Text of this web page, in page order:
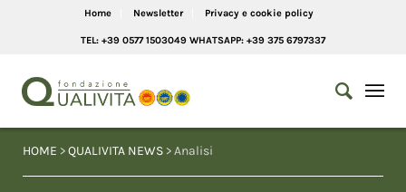
Home Newsletter Privacy e cookie policy
TEL: +39 0577 1503049 WHATSAPP: +39 375 6797337
HOME >QUALIVITA NEWS > Analisi